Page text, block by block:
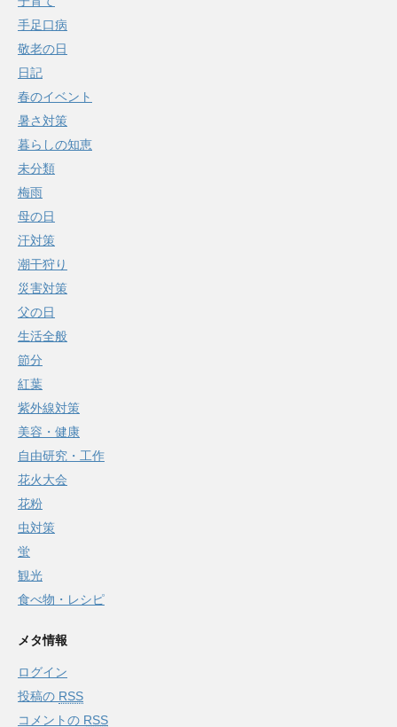
手足口病
敬老の日
日記
春のイベント
暑さ対策
暮らしの知恵
未分類
梅雨
母の日
汗対策
潮干狩り
災害対策
父の日
生活全般
節分
紅葉
紫外線対策
美容・健康
自由研究・工作
花火大会
花粉
虫対策
蛍
観光
食べ物・レシピ
メタ情報
ログイン
投稿の RSS
コメントの RSS